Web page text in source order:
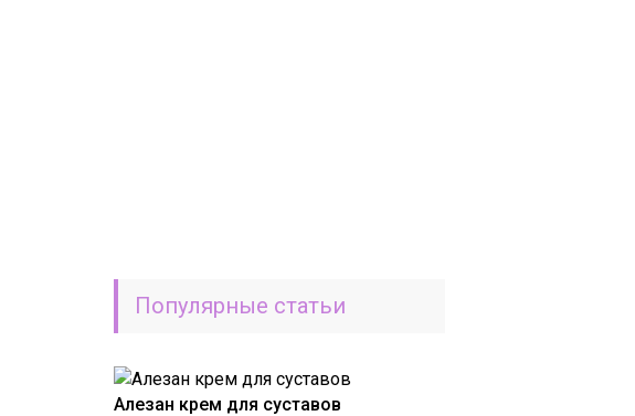
Популярные статьи
Алезан крем для суставов